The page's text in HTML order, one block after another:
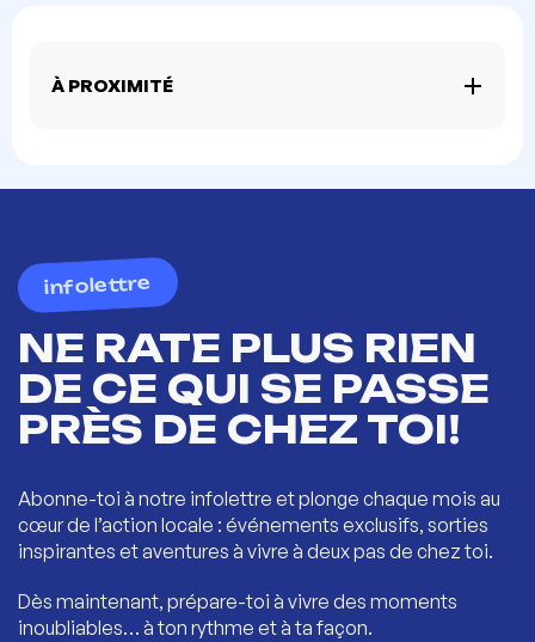
À PROXIMITÉ
infolettre
NE RATE PLUS RIEN
DE CE QUI SE PASSE
PRÈS DE CHEZ TOI!
Abonne-toi à notre infolettre et plonge chaque mois au
cœur de l’action locale : événements exclusifs, sorties
inspirantes et aventures à vivre à deux pas de chez toi.
Dès maintenant, prépare-toi à vivre des moments
inoubliables… à ton rythme et à ta façon.